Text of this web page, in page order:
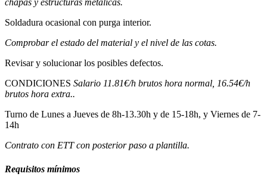
chapas y estructuras metálicas.
Soldadura ocasional con purga interior.
Comprobar el estado del material y el nivel de las cotas.
Revisar y solucionar los posibles defectos.
CONDICIONES Salario 11.81€/h brutos hora normal, 16.54€/h
brutos hora extra..
Turno de Lunes a Jueves de 8h-13.30h y de 15-18h, y Viernes de 7-
14h
Contrato con ETT con posterior paso a plantilla.
Requisitos mínimos